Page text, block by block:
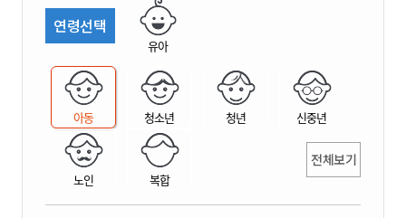
연령선택
유아
아동 청소년 청년 신중년
노인 복합
전체보기